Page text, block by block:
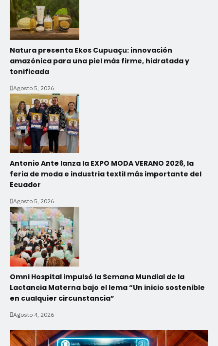
Natura presenta Ekos Cupuaçu: innovación
amazónica para una piel más firme, hidratada y
tonificada
Agosto 5, 2026
Antonio Ante lanza la EXPO MODA VERANO 2026, la
feria de moda e industria textil más importante del
Ecuador
Agosto 5, 2026
Omni Hospital impulsó la Semana Mundial de la
Lactancia Materna bajo el lema “Un inicio sostenible
en cualquier circunstancia”
Agosto 4, 2026